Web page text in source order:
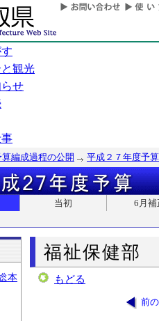
観光
せ
算編成過程の公開 平成２７年度予算
当初
6月補
本
福祉保健部
もどる
前